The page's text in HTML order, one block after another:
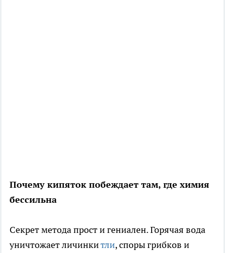
Почему кипяток побеждает там, где химия
бессильна
Секрет метода прост и гениален. Горячая вода
уничтожает личинкитли, споры грибков и